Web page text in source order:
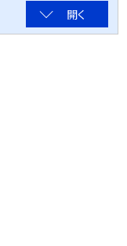
開く